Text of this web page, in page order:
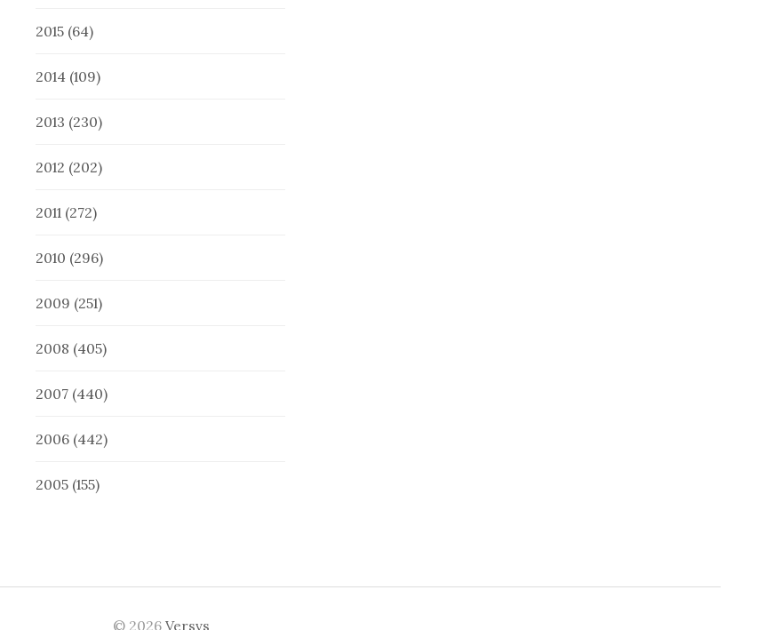
2015 (64)
2014 (109)
2013 (230)
2012 (202)
2011 (272)
2010 (296)
2009 (251)
2008 (405)
2007 (440)
2006 (442)
2005 (155)
© 2026 Versvs